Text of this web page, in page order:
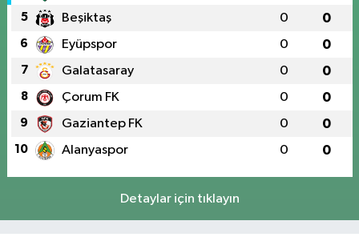
5 Beşiktaş 0 0
6 Eyüpspor 0 0
7 Galatasaray 0 0
8 Çorum FK 0 0
9 Gaziantep FK 0 0
10 Alanyaspor 0 0
Detaylar için tıklayın